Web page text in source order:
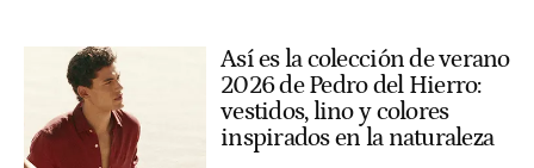
Así es la colección de verano
2026 de Pedro del Hierro:
vestidos, lino y colores
inspirados en la naturaleza